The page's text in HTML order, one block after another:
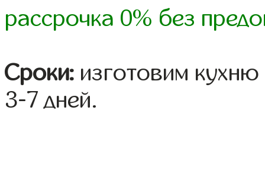
рассрочка 0% без
Сроки: изготовим
3-7 дней.